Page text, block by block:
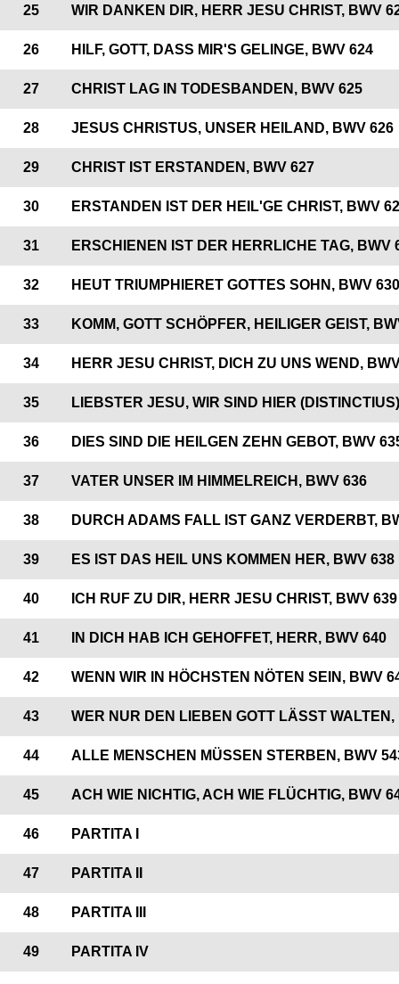
25 WIR DANKEN DIR, HERR JESU CHRIST, BWV
26 HILF, GOTT, DASS MIR'S GELINGE, BWV 624
27 CHRIST LAG IN TODESBANDEN, BWV 625
28 JESUS CHRISTUS, UNSER HEILAND, BWV 626
29 CHRIST IST ERSTANDEN, BWV 627
30 ERSTANDEN IST DER HEIL'GE CHRIST, BWV
31 ERSCHIENEN IST DER HERRLICHE TAG, BWV
32 HEUT TRIUMPHIERET GOTTES SOHN, BWV 630
33 KOMM, GOTT SCHÖPFER, HEILIGER GEIST,
34 HERR JESU CHRIST, DICH ZU UNS WEND,
35 LIEBSTER JESU, WIR SIND HIER
36 DIES SIND DIE HEILGEN ZEHN GEBOT, BWV
37 VATER UNSER IM HIMMELREICH, BWV 636
38 DURCH ADAMS FALL IST GANZ VERDERBT,
39 ES IST DAS HEIL UNS KOMMEN HER, BWV 638
40 ICH RUF ZU DIR, HERR JESU CHRIST, BWV 639
41 IN DICH HAB ICH GEHOFFET, HERR, BWV 640
42 WENN WIR IN HÖCHSTEN NÖTEN SEIN, BWV
43 WER NUR DEN LIEBEN GOTT LÄSST WALTEN,
44 ALLE MENSCHEN MÜSSEN STERBEN, BWV
45 ACH WIE NICHTIG, ACH WIE FLÜCHTIG, BWV
46 PARTITA I
47 PARTITA II
48 PARTITA III
49 PARTITA IV